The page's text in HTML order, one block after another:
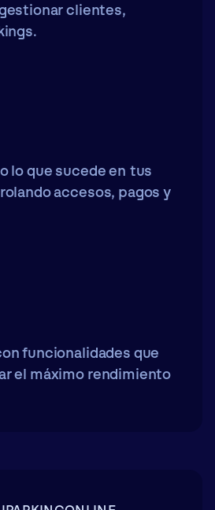
clientes,
lo que sucede en tus
accesos, pagos y
funcionalidades que
el máximo rendimiento